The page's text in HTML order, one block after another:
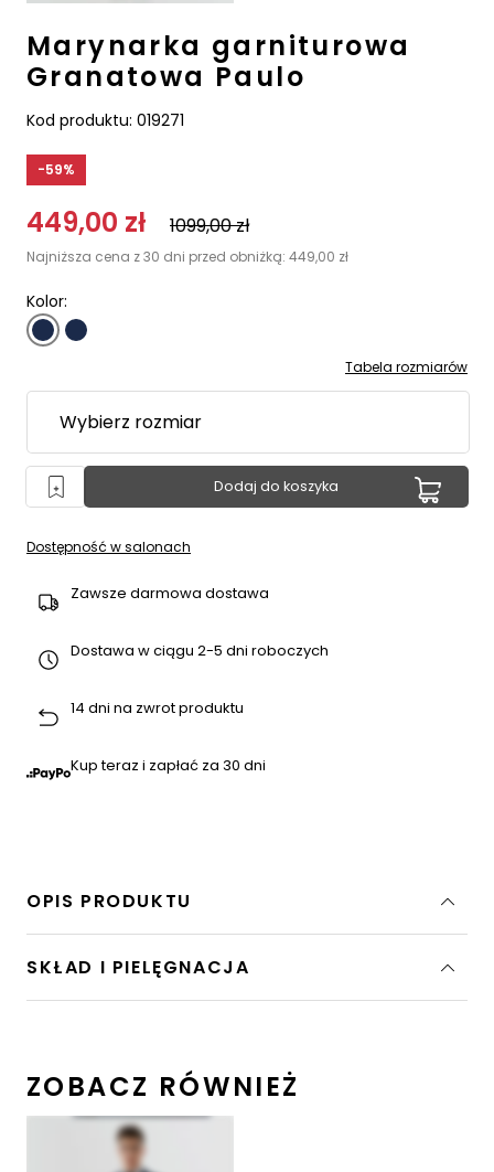
Marynarka garniturowa
Granatowa Paulo
Kod produktu: 019271
-59%
449,00 zł 1099,00zł
Najniższa cena z 30 dni przed obniżką: 449,00 zł
Kolor:
Tabela rozmiarów
Dodaj do koszyka
Dostępność w salonach
Zawsze darmowa dostawa
Dostawa w ciągu 2-5 dni roboczych
14 dni na zwrot produktu
Kup teraz i zapłać za 30 dni
OPIS PRODUKTU
SKŁAD I PIELĘGNACJA
ZOBACZ RÓWNIEŻ